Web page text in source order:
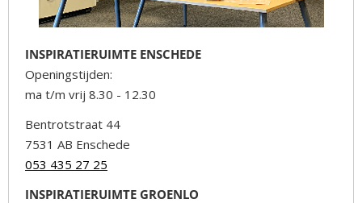
INSPIRATIERUIMTE ENSCHEDE
Openingstijden:
ma t/m vrij 8.30 - 12.30
Bentrotstraat 44
7531 AB Enschede
053 435 27 25
INSPIRATIERUIMTE GROENLO